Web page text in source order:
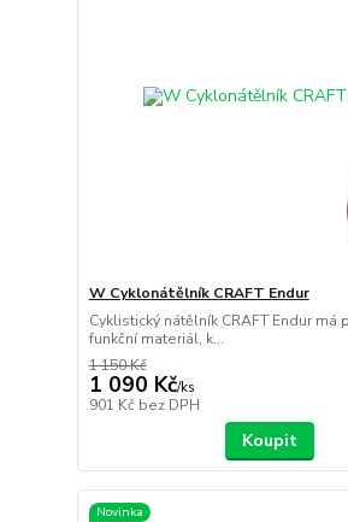
W Cyklonátělník CRAFT Endur
Cyklistický nátělník CRAFT Endur má
funkční materiál, k...
1 150 Kč
1 090 Kč/ks
901 Kč bez DPH
Koupit
Novinka